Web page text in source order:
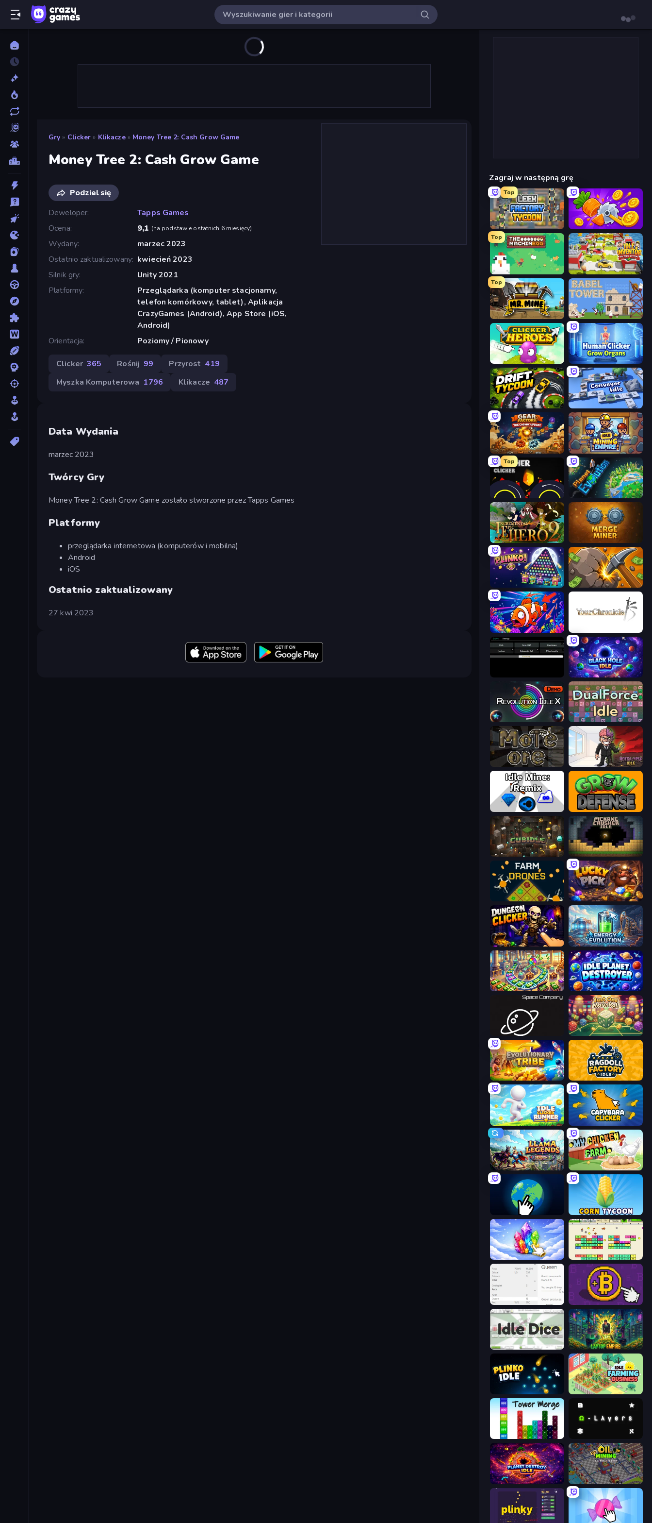
Gry » Clicker » Klikacze » Money Tree 2: Cash Grow Game
Money Tree 2: Cash Grow Game
Podziel się
Deweloper
Tapps Games
Ocena
9,1 (na podstawie ostatnich 6 miesięcy)
Wydany
marzec 2023
Ostatnio zaktualizowany kwiecień 2023
Silnik gry
Unity 2021
Platformy
Przeglądarka (komputer stacjonarny,
telefon komórkowy, tablet), Aplikacja
CrazyGames (Android), App Store (iOS,
Android)
Orientacja
Poziomy / Pionowy
Clicker 365 Rośnij 99 Przyrost 419
Myszka Komputerowa 1796 Klikacze 487
Data Wydania
marzec 2023
Twórcy Gry
Money Tree 2: Cash Grow Game zostało stworzone przez Tapps Games
Platformy
przeglądarka internetowa (komputerów i mobilna)
Android
iOS
Ostatnio zaktualizowany
27 kwi 2023
Zagraj w następną grę
Top
Leek Factory Tycoon Farm Ring Idle
Top
The MachinEGG Idle Inventor
Top
Mr. Mine Babel Tower
Clicker Heroes Human Clicker: Grow Organs
Drift Tycoon Conveyor Idle
Gear Factory Idle Mining Empire
Top
Crusher Clicker Planet Evolution: Idle Clicker
Incremental Epic Hero 2 Merge Miner
PLINKO! Mine Clicker
Fish Catch Idle
Black Hole Idle
Revolution Idle X DualForce Idle
More Ore Rotcalypse: Idle Incremental
Idle Mine: Remix Grow Defense
Cubidle Pickaxe Crusher Idle
Farm Drones Lucky Pick
Dungeon Clicker Energy Evolution
Money Factory: Tycoon Idle Game Idle Planet Destroyer
Space Company Just One More Roll
Evolutionary Tribe Ragdoll Factory Idle
Idle Clicker Runner Capybara Clicker
Llama Legends My Chicken Farm
Planet Clicker 2 Corn Tycoon
Crystalia Idle Clicker Idle Breakout
Idle Ants Money Maker
Idle Dice Laptop Empire
Plinko Idle Idle Farming Business
Tower Merge Omega Layers
Planet Destroy Idle Oil Mining 3D: Petrol Factory